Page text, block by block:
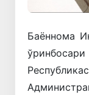
Баённома